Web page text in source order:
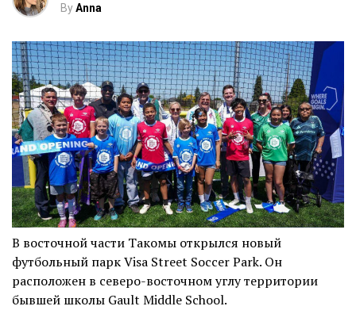
ByAnna
В восточной части Такомы открылся новый
футбольный парк Visa Street Soccer Park. Он
расположен в северо-восточном углу территории
бывшей школы Gault Middle School.